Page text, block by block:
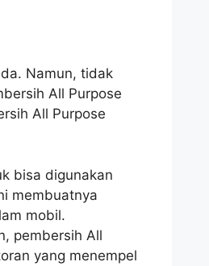
Namun, tidak
All Purpose
All Purpose
bisa digunakan
membuatnya
mobil.
pembersih All
yang menempel